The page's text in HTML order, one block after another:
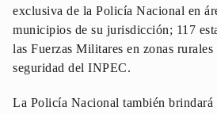
exclusiva de la Policía Nacional en
municipios de su jurisdicción; 117
las Fuerzas Militares en zonas
seguridad del INPEC.
La Policía Nacional también brindará